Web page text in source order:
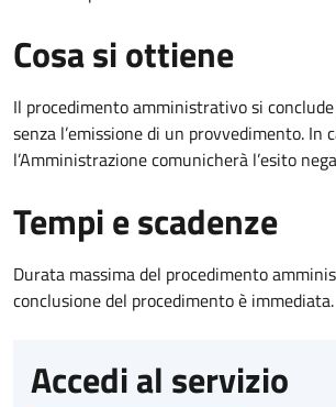
Cosa si ottiene
Il procedimento amministrativo si
senza l’emissione di un provvedimento. In
l’Amministrazione comunicherà l’esito
Tempi e scadenze
Durata massima del procedimento
conclusione del procedimento è immediata.
Accedi al servizio